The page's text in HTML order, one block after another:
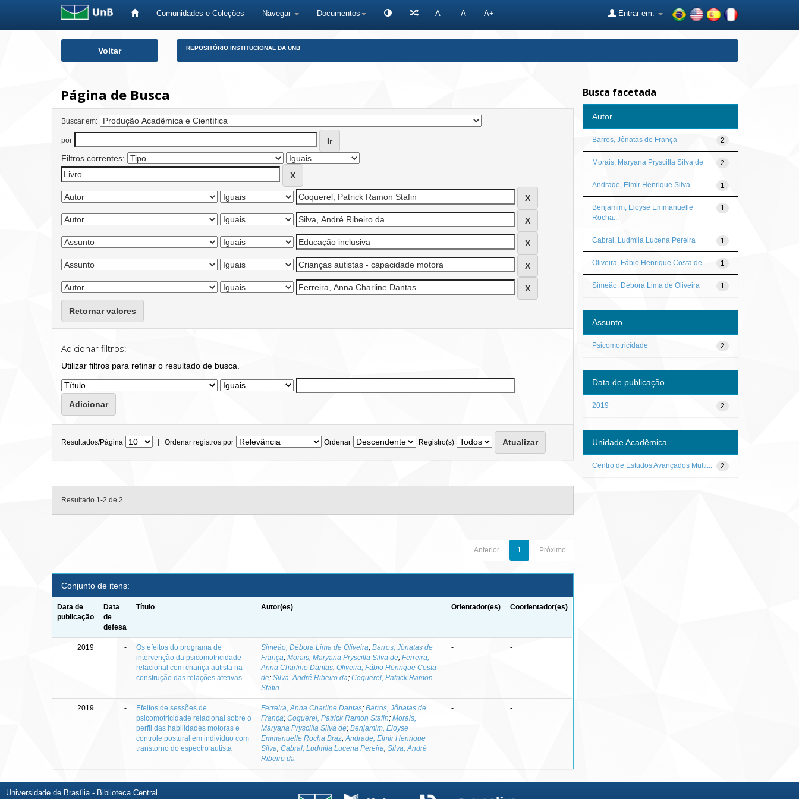
Comunidades e Coleções Navegar Documentos A- A A+ Entrar em:
Voltar REPOSITÓRIO INSTITUCIONAL DA UNB
Página de Busca
Buscar em:
por
Filtros correntes:
Retornar valores
Adicionar filtros:
Utilizar filtros para refinar o resultado de busca.
Resultados/Página | Ordenar registros por Ordenar Registro(s)
Resultado 1-2 de 2.
Anterior 1 Próximo
Conjunto de itens:
Data de
publicação
Data
de
defesa
Título Autor(es) Orientador(es) Coorientador(es)
2019 -
Os efeitos do programa de
intervenção da psicomotricidade
relacional com criança autista na
construção das relações afetivas
Simeão, Débora Lima de Oliveira;Barros, Jônatas de
França;Morais, Maryana Pryscilla Silva de;Ferreira,
Anna Charline Dantas;Oliveira, Fábio Henrique Costa
de;Silva, André Ribeiro da;Coquerel, Patrick Ramon
Stafin
- -
2019 -
Efeitos de sessões de
psicomotricidade relacional sobre o
perfil das habilidades motoras e
controle postural em indivíduo com
transtorno do espectro autista
Ferreira, Anna Charline Dantas;Barros, Jônatas de
França;Coquerel, Patrick Ramon Stafin;Morais,
Maryana Pryscilla Silva de;Benjamim, Eloyse
Emmanuelle Rocha Braz;Andrade, Elmir Henrique
Silva;Cabral, Ludmila Lucena Pereira;Silva, André
Ribeiro da
- -
Busca facetada
Autor
2
Barros, Jônatas de França
2
Morais, Maryana Pryscilla Silva de
1
Andrade, Elmir Henrique Silva
1
Benjamim, Eloyse Emmanuelle
Rocha...
1
Cabral, Ludmila Lucena Pereira
1
Oliveira, Fábio Henrique Costa de
1
Simeão, Débora Lima de Oliveira
Assunto
2
Psicomotricidade
Data de publicação
2
2019
Unidade Acadêmica
2
Centro de Estudos Avançados Multi...
Universidade de Brasília - Biblioteca Central